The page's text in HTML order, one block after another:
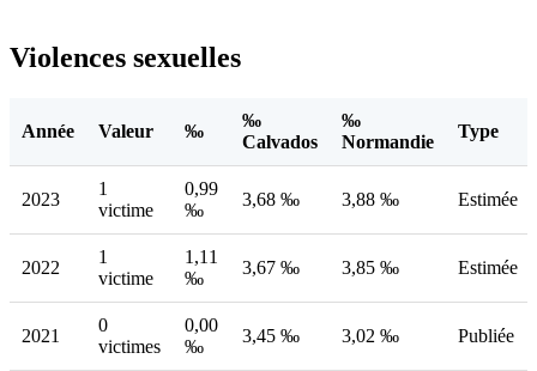
Violences sexuelles
Année Valeur ‰
‰
Calvados
‰
Normandie
Type
2023
1
victime
0,99
‰
3,68 ‰ 3,88 ‰ Estimée
2022
1
victime
1,11
‰
3,67 ‰ 3,85 ‰ Estimée
2021
0
victimes
0,00
‰
3,45 ‰ 3,02 ‰ Publiée